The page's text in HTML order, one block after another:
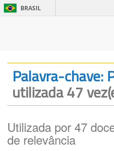
BRASIL
Palavra-chave:
utilizada 47
Utilizada por 47
de relevância